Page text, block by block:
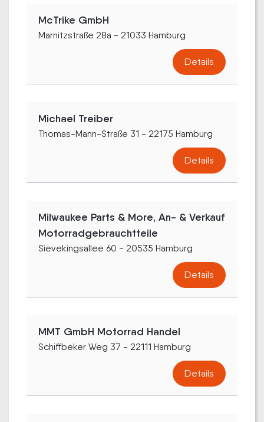
McTrike GmbH
Marnitzstraße 28a - 21033 Hamburg
Details
Michael Treiber
Thomas-Mann-Straße 31 - 22175 Hamburg
Details
Milwaukee Parts & More, An- & Verkauf
Motorradgebrauchtteile
Sievekingsallee 60 - 20535 Hamburg
Details
MMT GmbH Motorrad Handel
Schiffbeker Weg 37 - 22111 Hamburg
Details